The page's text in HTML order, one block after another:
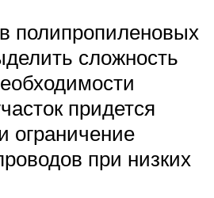
полипропиленовых
сложность
придется
ограничение
при низких